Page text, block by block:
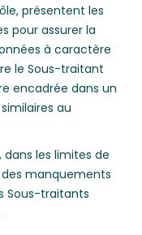
présentent les
pour assurer la
à caractère
le Sous-traitant
encadrée dans un
au
les limites de
manquements
Sous-traitants